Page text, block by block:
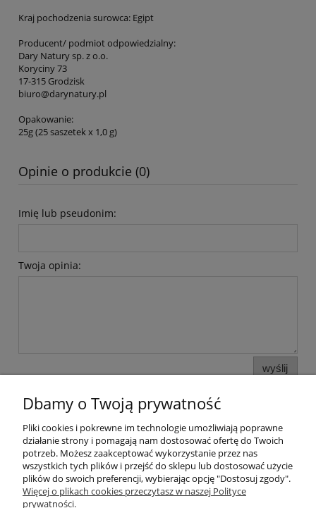
Kraj pochodzenia surowca: Egipt
Producent/ podmiot odpowiedzialny:
Dary Natury sp. z o.o.
Koryciny 73
17-315 Grodzisk
biuro@darynatury.pl
Opakowanie:
25g (25 saszetek x 1,0 g)
Opinie o produkcie (0)
Imię lub pseudonim:
Twoja opinia:
wyślij
Pomoc
Moje konto
Dbamy o Twoją prywatność
Pliki cookies i pokrewne im technologie umożliwiają poprawne
działanie strony i pomagają nam dostosować ofertę do Twoich
potrzeb. Możesz zaakceptować wykorzystanie przez nas
wszystkich tych plików i przejść do sklepu lub dostosować użycie
plików do swoich preferencji, wybierając opcję "Dostosuj zgody".
Więcej o plikach cookies przeczytasz w naszej Polityce
prywatności.